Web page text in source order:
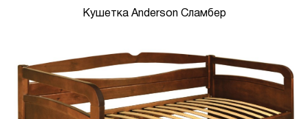
Кушетка Anderson Сламбер